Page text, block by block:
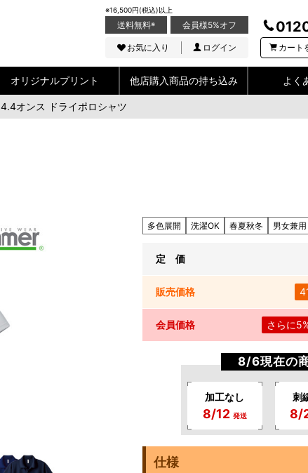
※16,500円(税込)以上
送料無料※ 会員様5%オフ
お気に入り ログイン カート
オリジナルプリント 他店購入商品の持ち込み よく
4.4オンス ドライポロシャツ
多色展開 洗濯OK 春夏秋冬 男女兼用
定 価
販売価格
会員価格 さらに
8/6現在の
加工なし
8/12 発送
刺
8/
仕様